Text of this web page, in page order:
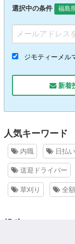
選択中の条件 福島
ジモティーメル
新着
人気キーワード
内職 日払い
送迎ドライバー
草刈り 全
投稿